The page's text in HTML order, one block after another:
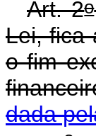
Art. 2o
Lei, fica
o fim
dada